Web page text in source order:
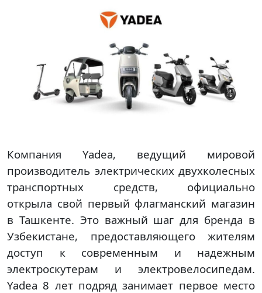
Компания Yadea, ведущий мировой
производитель электрических двухколесных
транспортных средств, официально
открыла свой первый флагманский магазин
в Ташкенте. Это важный шаг для бренда в
Узбекистане, предоставляющего жителям
доступ к современным и надежным
электроскутерам и электровелосипедам.
Yadea 8 лет подряд занимает первое место